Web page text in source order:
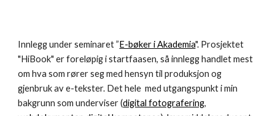
Innlegg under seminaret ”E-bøker i Akademia". Prosjektet
"HiBook" er foreløpig i startfaasen, så innlegg handlet mest
om hva som rører seg med hensyn til produksjon og
gjenbruk av e-tekster. Det hele  med utgangspunkt i min
bakgrunn som underviser (digital fotografering